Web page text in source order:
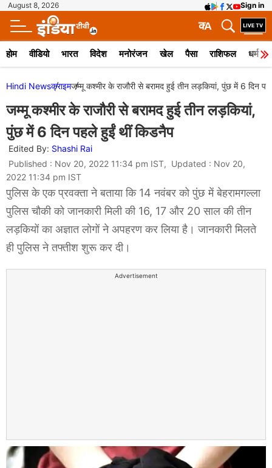
August 8, 2026 Sign in
A
क
होम वीडियो भारत विदेश मनोरंजन खेल पैसा राशिफल धर्म
Hindi Newsक्राइमजम्मू कश्मीर के राजौरी से बरामद हुई तीन लड़कियां, पुंछ में 6 दिन
जम्मू कश्मीर के राजौरी से बरामद हुई तीन लड़कियां,
पुंछ में 6 दिन पहले हुईं थीं किडनैप
Edited By: Shashi Rai
Published : Nov 20, 2022 11:34 pm IST, Updated : Nov 20,
2022 11:34 pm IST
पुलिस के एक प्रवक्ता ने बताया कि 14 नवंबर को पुंछ में बेहरामगल्ला
पुलिस चौकी को जानकारी मिली की 16, 17 और 20 साल की तीन
लड़कियों का अज्ञात लोगों ने अपहरण कर लिया है। जानकारी मिलते
ही पुलिस ने तफ्तीश शुरू कर दी।
Advertisement